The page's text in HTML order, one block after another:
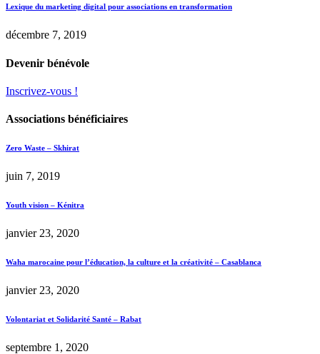
Lexique du marketing digital pour associations en transformation
décembre 7, 2019
Devenir bénévole
Inscrivez-vous !
Associations bénéficiaires
Zero Waste – Skhirat
juin 7, 2019
Youth vision – Kénitra
janvier 23, 2020
Waha marocaine pour l’éducation, la culture et la créativité – Casablanca
janvier 23, 2020
Volontariat et Solidarité Santé – Rabat
septembre 1, 2020